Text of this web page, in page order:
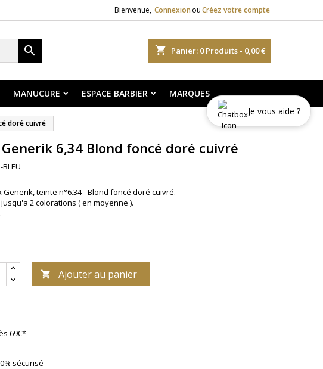
Bienvenue, Connexion ouCréez votre compte
shopping_cart Panier: 0Produits - 0,00 €

MANUCURE ESPACE BARBIER MARQUES
doré cuivré
6,34 Blond foncé doré cuivré
BLEU
teinte n°6.34 -Blond foncé doré cuivré.
2 colorations ( en moyenne ).
 Ajouter au panier
69€*
sécurisé
Je vous aide ?